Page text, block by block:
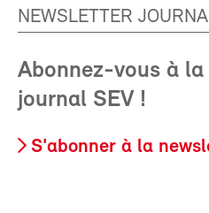
NEWSLETTER
Abonnez-vous à
journal SEV !
S'abonner à la